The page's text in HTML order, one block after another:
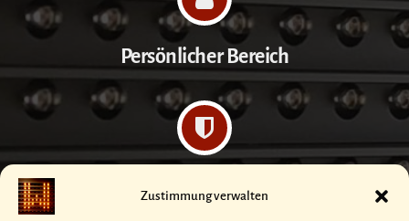
Zustimmung verwalten
Persönlicher Bereich
Datenschutzerklärung